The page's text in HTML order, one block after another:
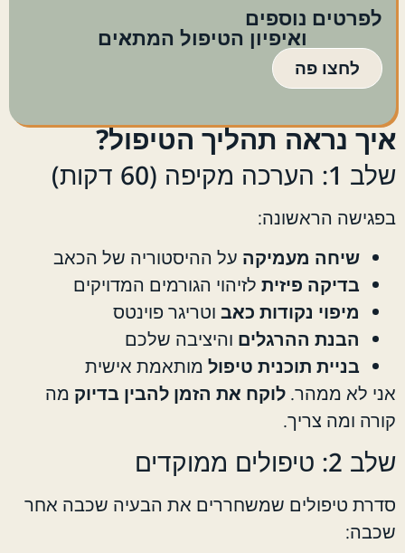
לפרטים נוספים
ואיפיון הטיפול המתאים
לחצו פה
איך נראה תהליך הטיפול?
שלב 1: הערכה מקיפה (60 דקות)
בפגישה הראשונה:
שיחה מעמיקהעל ההיסטוריה של הכאב
בדיקה פיזיתלזיהוי הגורמים המדויקים
מיפוי נקודות כאבוטריגר פוינטס
הבנת ההרגליםוהיציבה שלכם
בניית תוכנית טיפולמותאמת אישית
אני לא ממהר. לוקח את הזמן להבין בדיוקמה
קורה ומה צריך.
שלב 2: טיפולים ממוקדים
סדרת טיפולים שמשחררים את הבעיה שכבה אחר
שכבה: